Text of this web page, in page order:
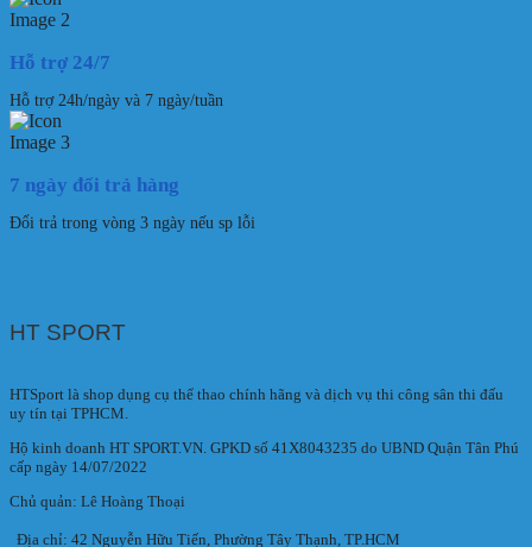
Hỗ trợ 24/7
Hỗ trợ 24h/ngày và 7 ngày/tuần
7 ngày đổi trả hàng
Đổi trả trong vòng 3 ngày nếu sp lỗi
HT SPORT
HTSport là shop dụng cụ thể thao chính hãng và dịch vụ thi công sân thi đấu
uy tín tại TPHCM.
Hộ kinh doanh HT SPORT.VN. GPKD số 41X8043235 do UBND Quận Tân Phú
cấp ngày 14/07/2022
Chủ quản: Lê Hoàng Thoại
Địa chỉ: 42 Nguyễn Hữu Tiến, Phường Tây Thạnh, TP.HCM